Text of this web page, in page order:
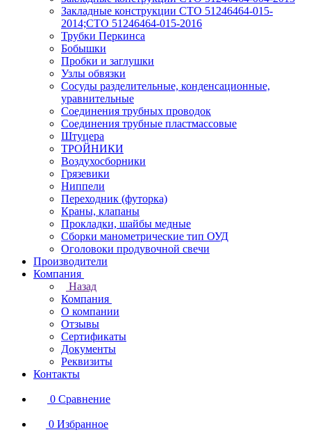
Закладные конструкции СТО 51246464-015-
2014;СТО 51246464-015-2016
Трубки Перкинса
Бобышки
Пробки и заглушки
Узлы обвязки
Сосуды разделительные, конденсационные,
уравнительные
Соединения трубных проводок
Соединения трубные пластмассовые
Штуцера
ТРОЙНИКИ
Воздухосборники
Грязевики
Ниппели
Переходник (футорка)
Краны, клапаны
Прокладки, шайбы медные
Сборки манометрические тип ОУД
Оголовоки продувочной свечи
Производители
Компания
Назад
Компания
О компании
Отзывы
Сертификаты
Документы
Реквизиты
Контакты
0 Сравнение
0 Избранное